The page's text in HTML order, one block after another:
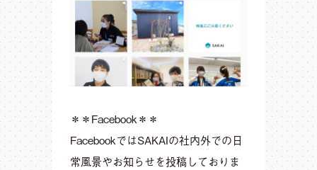
＊＊Facebook＊＊
FacebookではSAKAIの社内外での日
常風景やお知らせを投稿しておりま